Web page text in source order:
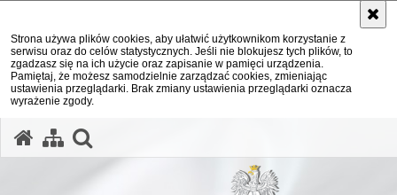
Strona używa plików cookies, aby ułatwić użytkownikom korzystanie z
serwisu oraz do celów statystycznych. Jeśli nie blokujesz tych plików, to
zgadzasz się na ich użycie oraz zapisanie w pamięci urządzenia.
Pamiętaj, że możesz samodzielnie zarządzać cookies, zmieniając
ustawienia przeglądarki. Brak zmiany ustawienia przeglądarki oznacza
wyrażenie zgody.